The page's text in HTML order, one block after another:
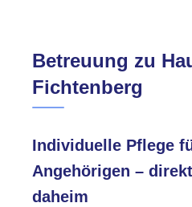
Betreuung zu
Fichtenberg
Individuelle Pflege
Angehörigen –
daheim